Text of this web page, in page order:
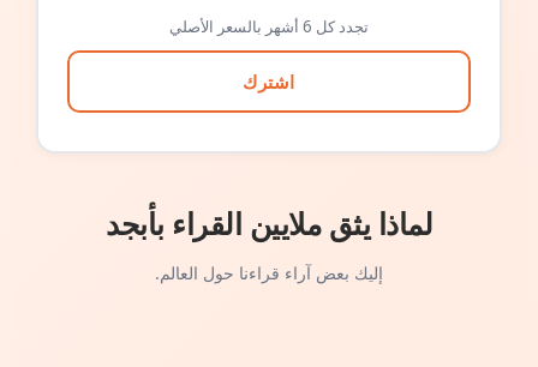
تجدد كل 6 أشهر بالسعر الأصلي
اشترك
لماذا يثق ملايين القراء بأبجد
إليك بعض آراء قراءنا حول العالم.